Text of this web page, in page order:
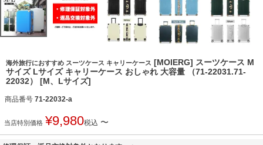
海外旅行におすすめ スーツケース キャリーケース [MOIERG] スーツケース M
サイズ Lサイズ キャリーケース おしゃれ 大容量 （71-22031.71-
22032） [M、Lサイズ]
商品番号 71-22032-a
当店特別価格 ¥9,980税込 〜